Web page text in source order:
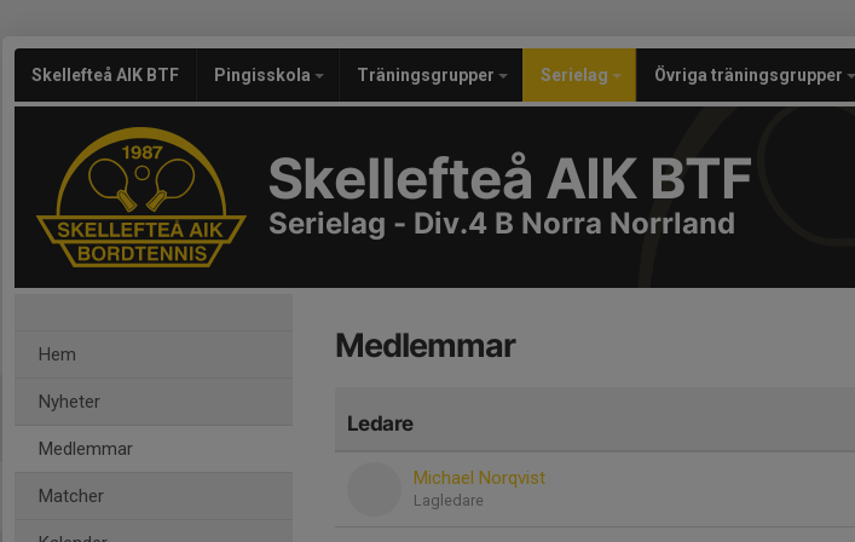
Skellefteå AIK BTF Pingisskola Träningsgrupper Serielag Övriga träningsgrupper
Skellefteå AIK BTF
Serielag - Div.4 B Norra Norrland
Hem
Nyheter
Medlemmar
Matcher
Medlemmar
Ledare
Michael Norqvist
Lagledare